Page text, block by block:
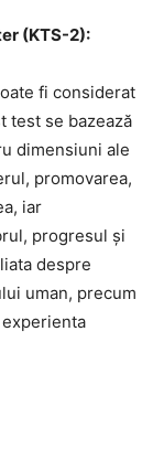
(KTS-2):
fi considerat
test se bazează
dimensiuni ale
promovarea,
iar
progresul și
despre
uman, precum